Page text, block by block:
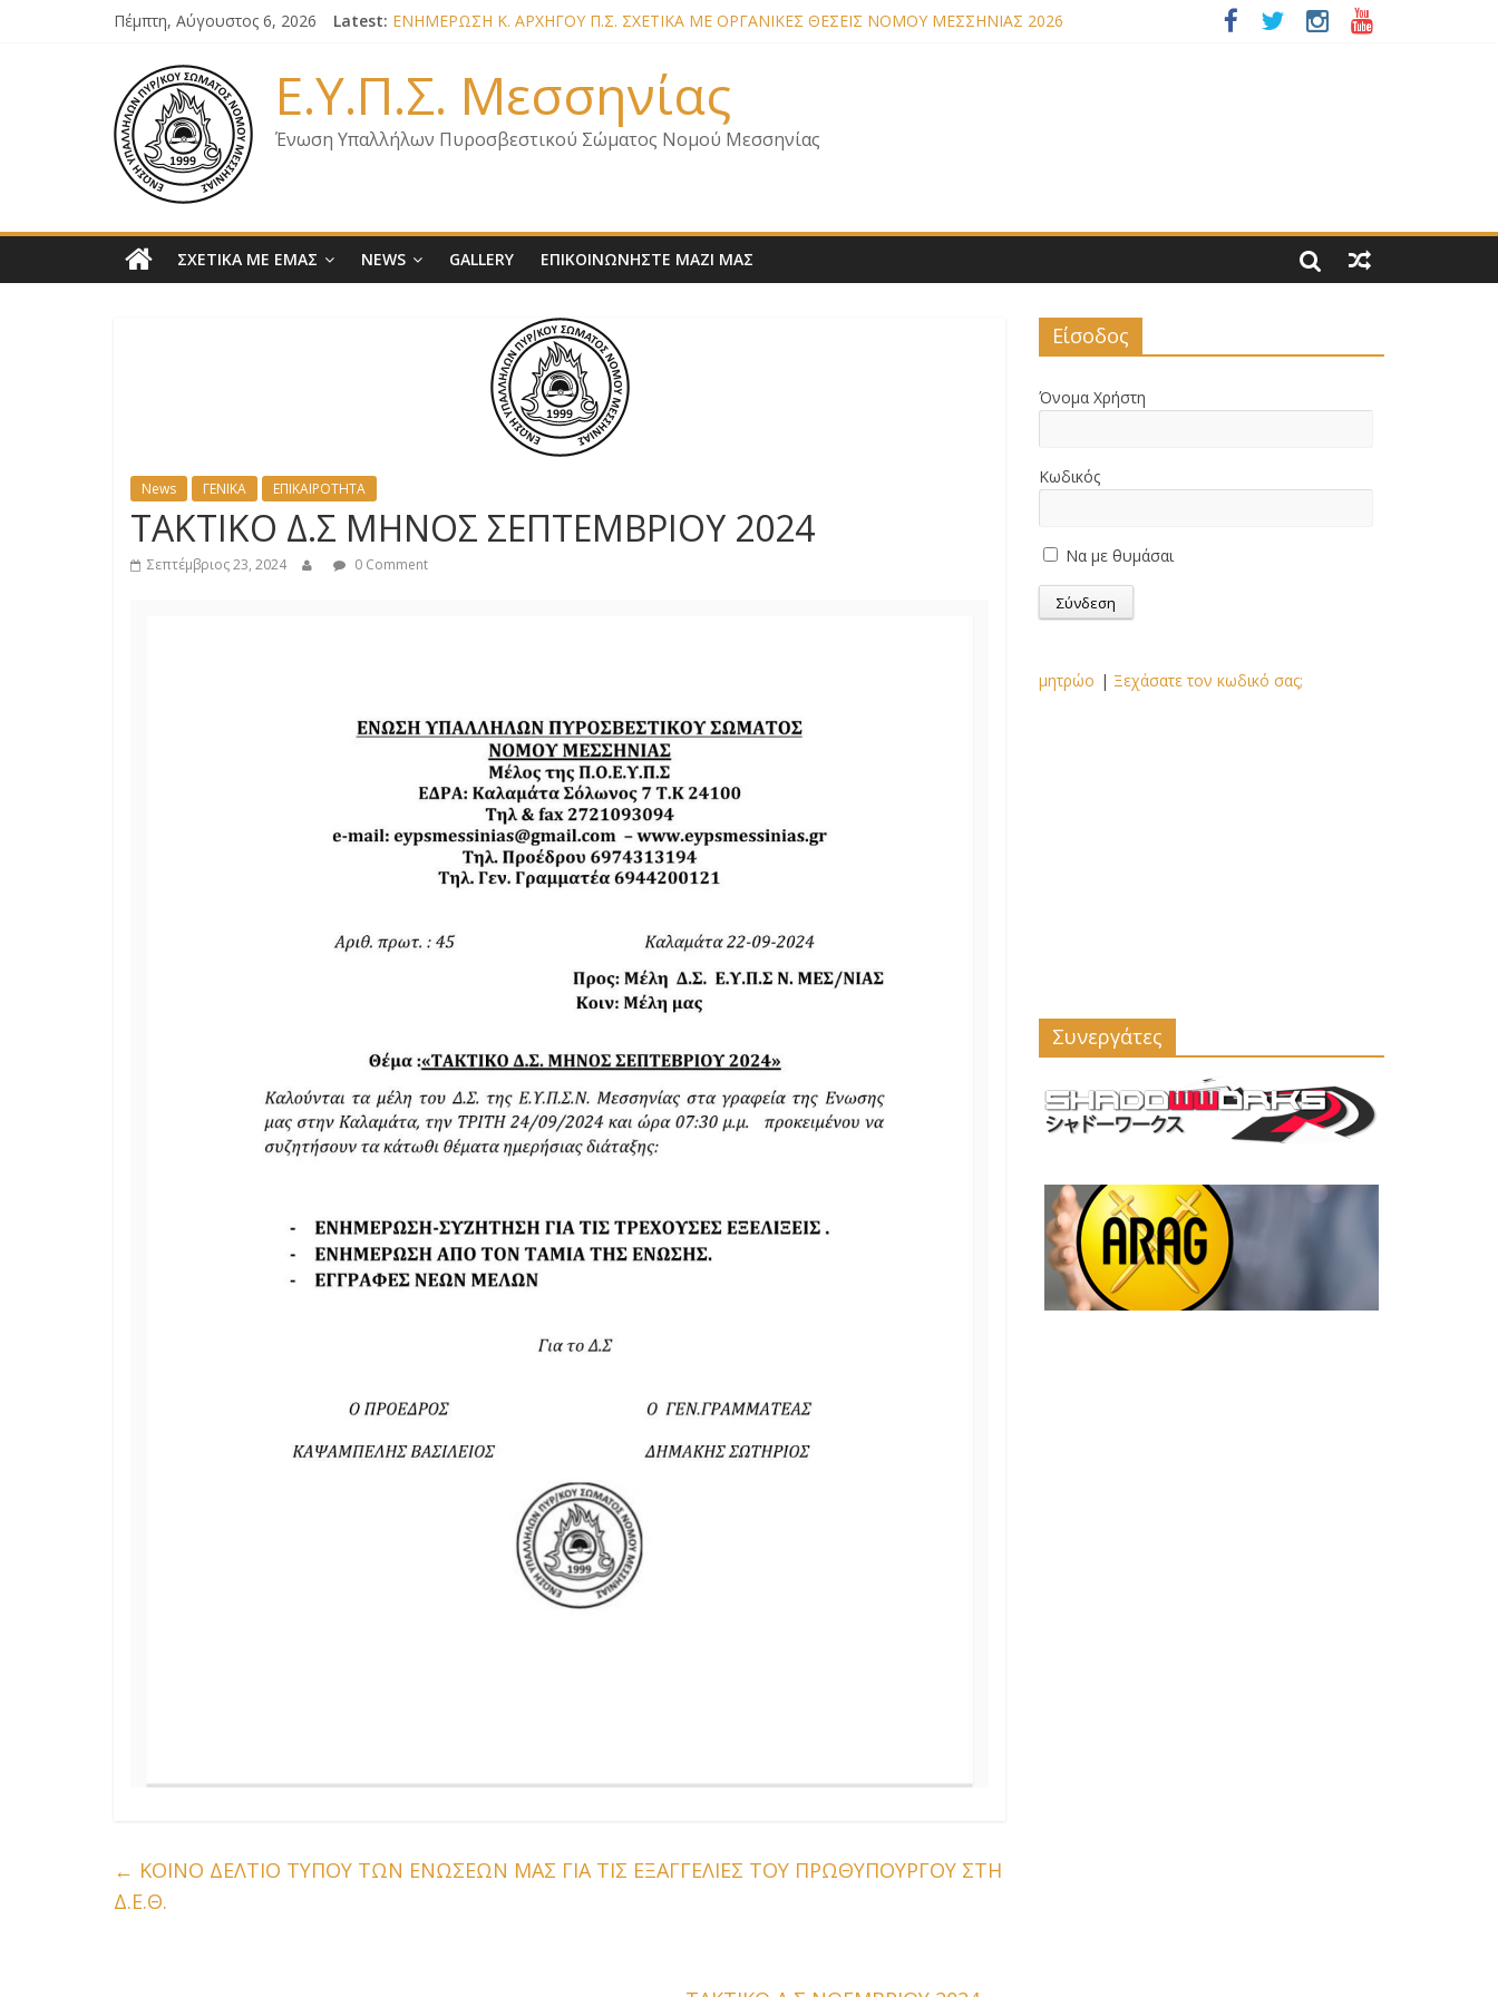
Πέμπτη, Αύγουστος 6, 2026 Latest: ΕΝΗΜΕΡΩΣΗ Κ. ΑΡΧΗΓΟΥ Π.Σ. ΣΧΕΤΙΚΑ ΜΕ ΟΡΓΑΝΙΚΕΣ ΘΕΣΕΙΣ ΝΟΜΟΥ ΜΕΣΣΗΝΙΑΣ 2026
ΕΝΗΜΕΡΩΣΗ ΜΕΛΩΝ ΓΙΑ ΕΠΙΣΚΕΨΕΙΣ ΣΩΜΑΤΕΙΟΥ
ΕΝΗΜΕΡΩΣΗ ΜΕΛΩΝ – ΕΠΙΣΚΕΨΗ ΣΤΗΝ Π.Υ. Α/Δ ΚΑΛΑΜΑΤΑΣ
ΕΠΙΣΤΟΛΗ ΓΙΑ ΣΧΕΔΙΟ ΔΑΣΩΝ 2026
Ε.Υ.Π.Σ. Μεσσηνίας
Ένωση Υπαλλήλων Πυροσβεστικού Σώματος Νομού Μεσσηνίας
ΣΧΕΤΙΚΑ ΜΕ ΕΜΑΣ NEWS GALLERY ΕΠΙΚΟΙΝΩΝΗΣΤΕ ΜΑΖΙ ΜΑΣ
News ΓΕΝΙΚΑ ΕΠΙΚΑΙΡΟΤΗΤΑ
ΤΑΚΤΙΚΟ Δ.Σ ΜΗΝΟΣ ΣΕΠΤΕΜΒΡΙΟΥ 2024
Σεπτέμβριος 23, 2024 0 Comment
← ΚΟΙΝΟ ΔΕΛΤΙΟ ΤΥΠΟΥ ΤΩΝ ΕΝΩΣΕΩΝ ΜΑΣ ΓΙΑ ΤΙΣ ΕΞΑΓΓΕΛΙΕΣ ΤΟΥ ΠΡΩΘΥΠΟΥΡΓΟΥ ΣΤΗ
Δ.Ε.Θ.
Είσοδος
Όνομα Χρήστη
Κωδικός
Να με θυμάσαι
μητρώο | Ξεχάσατε τον κωδικό σας;
Συνεργάτες